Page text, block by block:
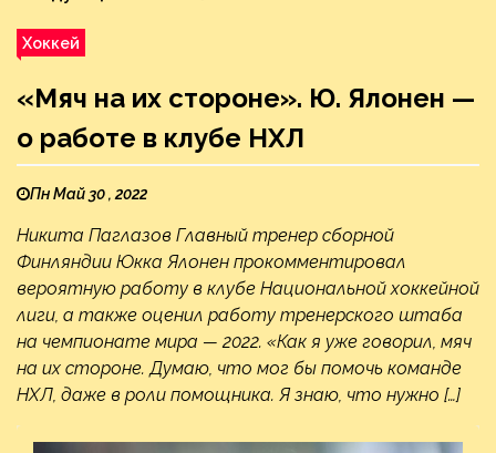
Хоккей
«Мяч на их стороне». Ю. Ялонен —
о работе в клубе НХЛ
Пн Май 30 , 2022
Никита Паглазов Главный тренер сборной
Финляндии Юкка Ялонен прокомментировал
вероятную работу в клубе Национальной хоккейной
лиги, а также оценил работу тренерского штаба
на чемпионате мира — 2022. «Как я уже говорил, мяч
на их стороне. Думаю, что мог бы помочь команде
НХЛ, даже в роли помощника. Я знаю, что нужно […]